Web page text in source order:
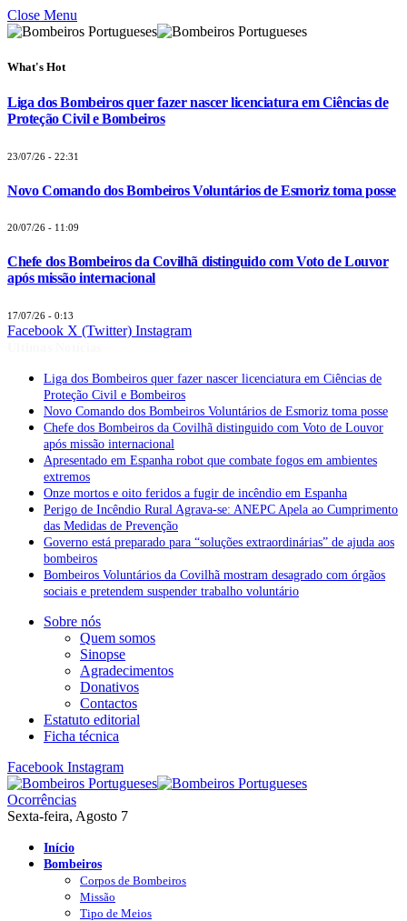
Close Menu
What's Hot
Liga dos Bombeiros quer fazer nascer licenciatura em Ciências de
Proteção Civil e Bombeiros
23/07/26 - 22:31
Novo Comando dos Bombeiros Voluntários de Esmoriz toma posse
20/07/26 - 11:09
Chefe dos Bombeiros da Covilhã distinguido com Voto de Louvor
após missão internacional
17/07/26 - 0:13
Facebook X (Twitter) Instagram
Liga dos Bombeiros quer fazer nascer licenciatura em Ciências de
Proteção Civil e Bombeiros
Novo Comando dos Bombeiros Voluntários de Esmoriz toma posse
Chefe dos Bombeiros da Covilhã distinguido com Voto de Louvor
após missão internacional
Apresentado em Espanha robot que combate fogos em ambientes
extremos
Onze mortos e oito feridos a fugir de incêndio em Espanha
Perigo de Incêndio Rural Agrava-se: ANEPC Apela ao Cumprimento
das Medidas de Prevenção
Governo está preparado para “soluções extraordinárias” de ajuda aos
bombeiros
Bombeiros Voluntários da Covilhã mostram desagrado com órgãos
sociais e pretendem suspender trabalho voluntário
Sobre nós
Quem somos
Sinopse
Agradecimentos
Donativos
Contactos
Estatuto editorial
Ficha técnica
Facebook Instagram
Ocorrências
Sexta-feira, Agosto 7
Início
Bombeiros
Corpos de Bombeiros
Missão
Tipo de Meios